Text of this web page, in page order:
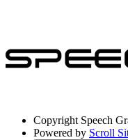
Copyright Speech
Powered by Scroll